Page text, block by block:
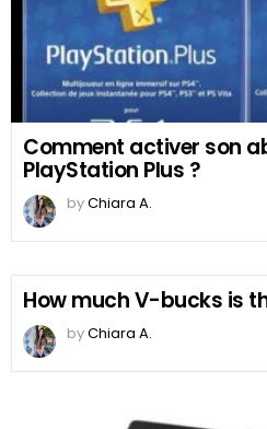
Comment activer son
PlayStation Plus ?
byChiara A.
How much V-bucks is
byChiara A.